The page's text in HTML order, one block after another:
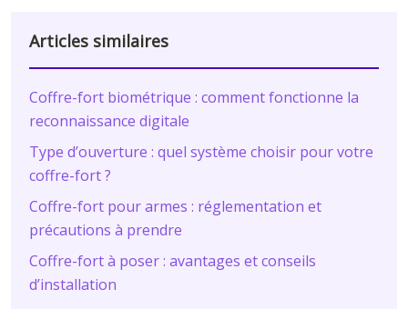
Articles similaires
Coffre-fort biométrique : comment fonctionne la
reconnaissance digitale
Type d’ouverture : quel système choisir pour votre
coffre-fort ?
Coffre-fort pour armes : réglementation et
précautions à prendre
Coffre-fort à poser : avantages et conseils
d’installation